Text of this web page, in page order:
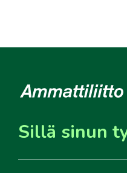
Sillä sinun